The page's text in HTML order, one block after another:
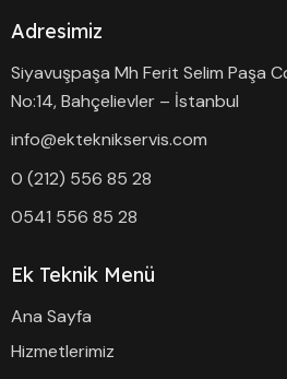
Adresimiz
Siyavuşpaşa Mh Ferit Selim Paşa Cd,
No:14, Bahçelievler – İstanbul
info@ekteknikservis.com
0 (212) 556 85 28
0541 556 85 28
Ek Teknik Menü
Ana Sayfa
Hizmetlerimiz